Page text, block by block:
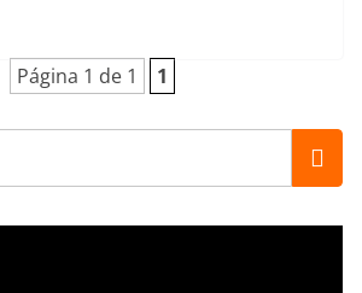
Página 1 de 1 1